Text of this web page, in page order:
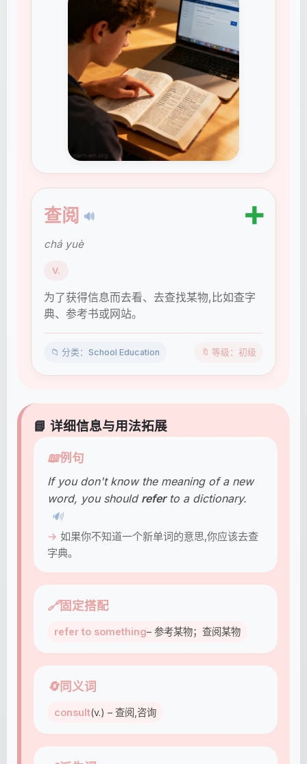
查阅 🔊 ➕
chá yuè
V.
为了获得信息而去看、去查找某物,比如查字
典、参考书或网站。
📁 分类：School Education 🔖 等级：初级
📘 详细信息与用法拓展
📖例句
If you don't know the meaning of a new
word, you should referto a dictionary.
🔊
如果你不知道一个新单词的意思,你应该去查
字典。
🔗固定搭配
refer to something– 参考某物；查阅某物
🔄同义词
consult(v.) – 查阅,咨询